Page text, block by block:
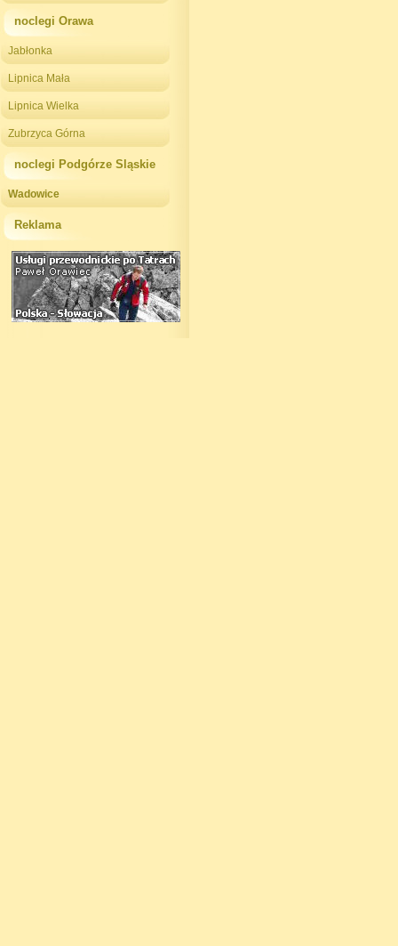
noclegi Orawa
Jabłonka
Lipnica Mała
Lipnica Wielka
Zubrzyca Górna
noclegi Podgórze Sląskie
Wadowice
Reklama